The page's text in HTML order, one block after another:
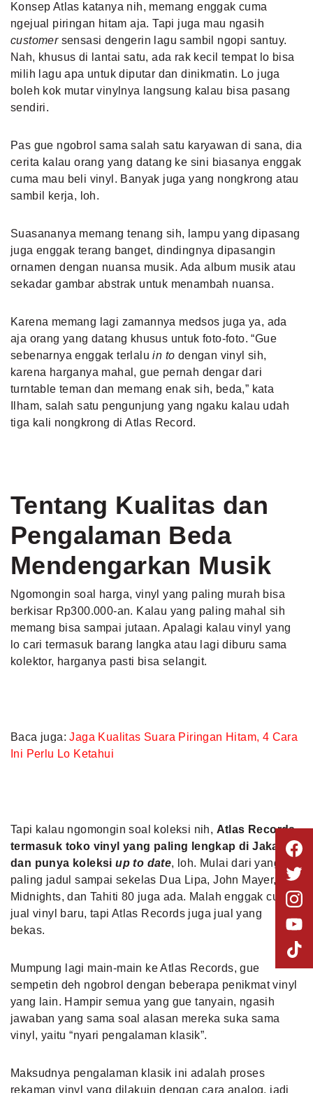
Konsep Atlas katanya nih, memang enggak cuma
ngejual piringan hitam aja. Tapi juga mau ngasih
customersensasi dengerin lagu sambil ngopi santuy.
Nah, khusus di lantai satu, ada rak kecil tempat lo bisa
milih lagu apa untuk diputar dan dinikmatin. Lo juga
boleh kok mutar vinylnya langsung kalau bisa pasang
sendiri.
Pas gue ngobrol sama salah satu karyawan di sana, dia
cerita kalau orang yang datang ke sini biasanya enggak
cuma mau beli vinyl. Banyak juga yang nongkrong atau
sambil kerja, loh.
Suasananya memang tenang sih, lampu yang dipasang
juga enggak terang banget, dindingnya dipasangin
ornamen dengan nuansa musik. Ada album musik atau
sekadar gambar abstrak untuk menambah nuansa.
Karena memang lagi zamannya medsos juga ya, ada
aja orang yang datang khusus untuk foto-foto. “Gue
sebenarnya enggak terlaluin to dengan vinyl sih,
karena harganya mahal, gue pernah dengar dari
turntable teman dan memang enak sih, beda,” kata
Ilham, salah satu pengunjung yang ngaku kalau udah
tiga kali nongkrong di Atlas Record.
Tentang Kualitas dan
Pengalaman Beda
Mendengarkan Musik
Ngomongin soal harga, vinyl yang paling murah bisa
berkisar Rp300.000-an. Kalau yang paling mahal sih
memang bisa sampai jutaan. Apalagi kalau vinyl yang
lo cari termasuk barang langka atau lagi diburu sama
kolektor, harganya pasti bisa selangit.
Baca juga:Jaga Kualitas Suara Piringan Hitam, 4 Cara
Ini Perlu Lo Ketahui
Tapi kalau ngomongin soal koleksi nih, Atlas Records
termasuk toko vinyl yang paling lengkap di Jakarta
dan punya koleksiup to date, loh. Mulai dari yang
paling jadul sampai sekelas Dua Lipa, John Mayer,
Midnights, dan Tahiti 80 juga ada. Malah enggak cuma
jual vinyl baru, tapi Atlas Records juga jual yang
bekas.
Mumpung lagi main-main ke Atlas Records, gue
sempetin deh ngobrol dengan beberapa penikmat vinyl
yang lain. Hampir semua yang gue tanyain, ngasih
jawaban yang sama soal alasan mereka suka sama
vinyl, yaitu “nyari pengalaman klasik”.
Maksudnya pengalaman klasik ini adalah proses
rekaman vinyl yang dilakuin dengan cara analog, jadi